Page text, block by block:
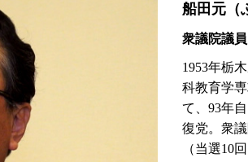
船田元（
衆議院議
1953年栃
科教育学
て、93年
復党。衆
（当選10